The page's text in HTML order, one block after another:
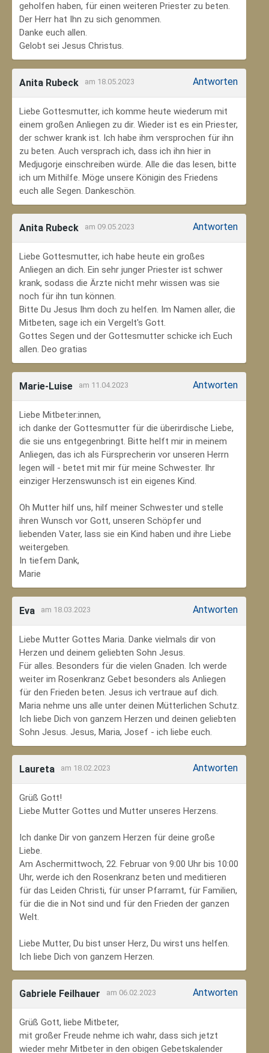
geholfen haben, für einen weiteren Priester zu beten.
Der Herr hat Ihn zu sich genommen.
Danke euch allen.
Gelobt sei Jesus Christus.
Anita Rubeck am 18.05.2023 Antworten
Liebe Gottesmutter, ich komme heute wiederum mit
einem großen Anliegen zu dir. Wieder ist es ein Priester,
der schwer krank ist. Ich habe ihm versprochen für ihn
zu beten. Auch versprach ich, dass ich ihn hier in
Medjugorje einschreiben würde. Alle die das lesen, bitte
ich um Mithilfe. Möge unsere Königin des Friedens
euch alle Segen. Dankeschön.
Anita Rubeck am 09.05.2023 Antworten
Liebe Gottesmutter, ich habe heute ein großes
Anliegen an dich. Ein sehr junger Priester ist schwer
krank, sodass die Ärzte nicht mehr wissen was sie
noch für ihn tun können.
Bitte Du Jesus Ihm doch zu helfen. Im Namen aller, die
Mitbeten, sage ich ein Vergelt's Gott.
Gottes Segen und der Gottesmutter schicke ich Euch
allen. Deo gratias
Marie-Luise am 11.04.2023 Antworten
Liebe Mitbeter:innen,
ich danke der Gottesmutter für die überirdische Liebe,
die sie uns entgegenbringt. Bitte helft mir in meinem
Anliegen, das ich als Fürsprecherin vor unseren Herrn
legen will - betet mit mir für meine Schwester. Ihr
einziger Herzenswunsch ist ein eigenes Kind.
Oh Mutter hilf uns, hilf meiner Schwester und stelle
ihren Wunsch vor Gott, unseren Schöpfer und
liebenden Vater, lass sie ein Kind haben und ihre Liebe
weitergeben.
In tiefem Dank,
Marie
Eva am 18.03.2023 Antworten
Liebe Mutter Gottes Maria. Danke vielmals dir von
Herzen und deinem geliebten Sohn Jesus.
Für alles. Besonders für die vielen Gnaden. Ich werde
weiter im Rosenkranz Gebet besonders als Anliegen
für den Frieden beten. Jesus ich vertraue auf dich.
Maria nehme uns alle unter deinen Mütterlichen Schutz.
Ich liebe Dich von ganzem Herzen und deinen geliebten
Sohn Jesus. Jesus, Maria, Josef - ich liebe euch.
Laureta am 18.02.2023 Antworten
Grüß Gott!
Liebe Mutter Gottes und Mutter unseres Herzens.
Ich danke Dir von ganzem Herzen für deine große
Liebe.
Am Aschermittwoch, 22. Februar von 9:00 Uhr bis 10:00
Uhr, werde ich den Rosenkranz beten und meditieren
für das Leiden Christi, für unser Pfarramt, für Familien,
für die die in Not sind und für den Frieden der ganzen
Welt.
Liebe Mutter, Du bist unser Herz, Du wirst uns helfen.
Ich liebe Dich von ganzem Herzen.
Gabriele Feilhauer am 06.02.2023 Antworten
Grüß Gott, liebe Mitbeter,
mit großer Freude nehme ich wahr, dass sich jetzt
wieder mehr Mitbeter in den obigen Gebetskalender